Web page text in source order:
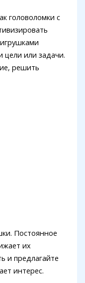
головоломки с
цели или задачи.
решить
Постоянное
их
и предлагайте
интерес.